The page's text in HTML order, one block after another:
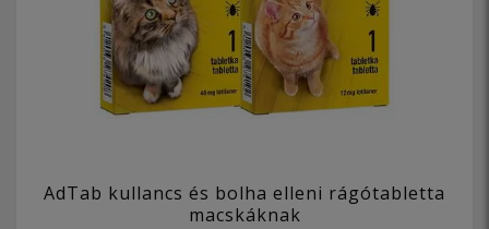
AdTab kullancs és bolha elleni rágótabletta
macskáknak